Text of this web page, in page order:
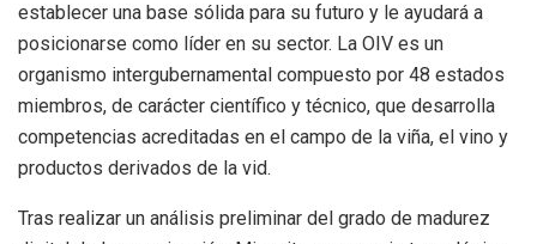
establecer una base sólida para su futuro y le ayudará a
posicionarse como líder en su sector. La OIV es un
organismo intergubernamental compuesto por 48 estados
miembros, de carácter científico y técnico, que desarrolla
competencias acreditadas en el campo de la viña, el vino y
productos derivados de la vid.
Tras realizar un análisis preliminar del grado de madurez